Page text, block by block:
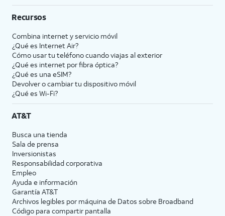
Recursos
Combina internet y servicio móvil
¿Qué es Internet Air?
Cómo usar tu teléfono cuando viajas al exterior
¿Qué es internet por fibra óptica?
¿Qué es una eSIM?
Devolver o cambiar tu dispositivo móvil
¿Qué es Wi-Fi?
AT&T
Busca una tienda
Sala de prensa
Inversionistas
Responsabilidad corporativa
Empleo
Ayuda e información
Garantía AT&T
Archivos legibles por máquina de Datos sobre Broadband
Código para compartir pantalla